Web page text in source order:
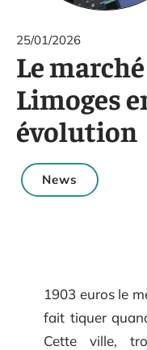
25/01/2026
Le
Limoges
évolution
News
1903 euros le
fait tiquer
Cette ville,